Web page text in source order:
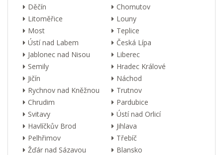
Děčín
Chomutov
Litoměřice
Louny
Most
Teplice
Ústí nad Labem
Česká Lípa
Jablonec nad Nisou
Liberec
Semily
Hradec Králové
Jičín
Náchod
Rychnov nad Kněžnou
Trutnov
Chrudim
Pardubice
Svitavy
Ústí nad Orlicí
Havlíčkův Brod
Jihlava
Pelhřimov
Třebíč
Žďár nad Sázavou
Blansko